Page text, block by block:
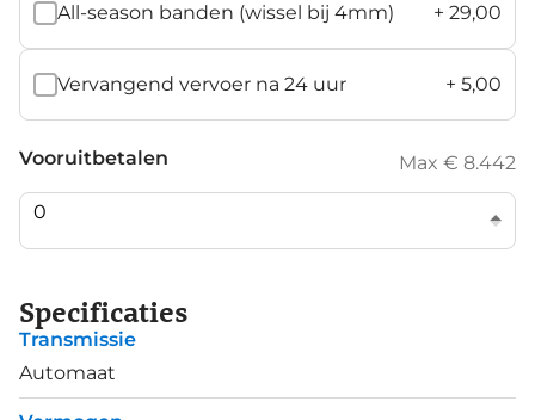
All-season banden (wissel bij 4mm) + 29,00
Vervangend vervoer na 24 uur + 5,00
Vooruitbetalen Max € 8.442
Specificaties
Transmissie
Automaat